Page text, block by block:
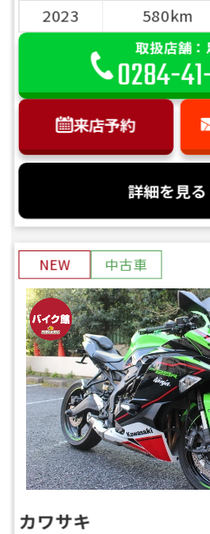
2023 580km
取扱店舗：
0284-
来店予約
詳細を見る
NEW 中古車
カワサキ